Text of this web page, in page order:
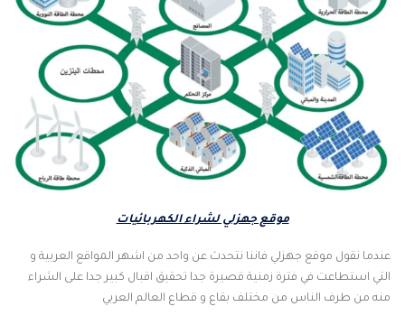
موقع جهزلي لشراء الكهربائيات
عندما نقول موقع جهزلي فاننا نتحدث عن واحد من اشهر المواقع العربية و
التي استطاعت في فترة زمنية قصيرة جدا تحقيق اقبال كبير جدا على الشراء
منه من طرف الناس من مختلف بقاع و قطاع العالم العربي